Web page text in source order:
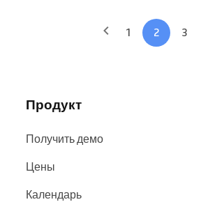
1 2 3
Продукт
Получить демо
Цены
Календарь